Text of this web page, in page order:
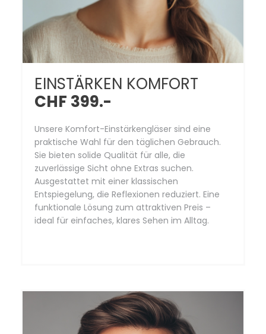
EINSTÄRKEN KOMFORT
CHF 399.-
Unsere Komfort-Einstärkengläser sind eine
praktische Wahl für den täglichen Gebrauch.
Sie bieten solide Qualität für alle, die
zuverlässige Sicht ohne Extras suchen.
Ausgestattet mit einer klassischen
Entspiegelung, die Reflexionen reduziert. Eine
funktionale Lösung zum attraktiven Preis –
ideal für einfaches, klares Sehen im Alltag.